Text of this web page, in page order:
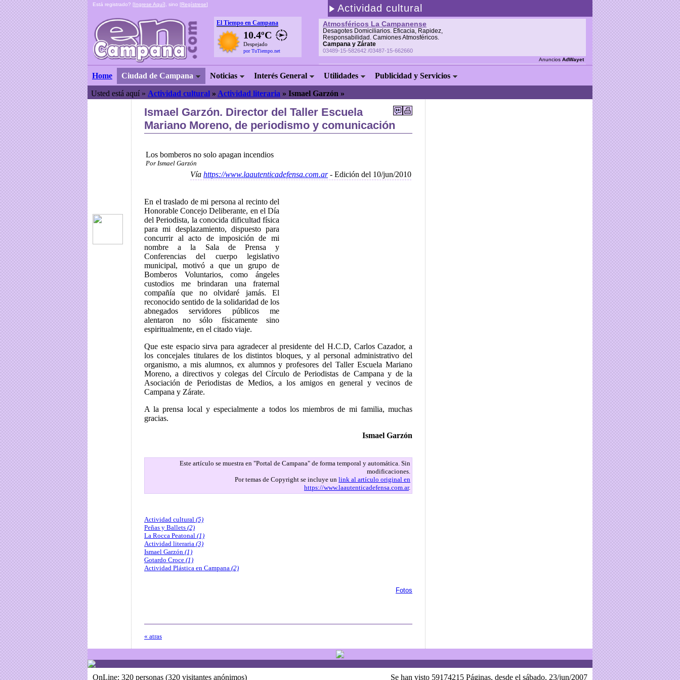
Está registrado? [Ingrese Aquí], sino [Regístrese] Actividad cultural
Atmosféricos La Campanense
Desagotes Domiciliarios. Eficacia, Rapidez,
Responsabilidad. Camiones Atmosféricos.
Campana y Zárate
03489-15-582642 /03487-15-662660
Anuncios AdWayet
El Tiempo en Campana
10.4ºC
Despejado
por TuTiempo.net
Home Ciudad de Campana Noticias Interés General Utilidades Publicidad y Servicios
Usted está aquí » Actividad cultural » Actividad literaria » Ismael Garzón »
Ismael Garzón. Director del Taller Escuela
Mariano Moreno, de periodismo y comunicación
Los bomberos no solo apagan incendios
Por Ismael Garzón
Vía https://www.laautenticadefensa.com.ar- Edición del 10/jun/2010
En el traslado de mi persona al recinto del
Honorable Concejo Deliberante, en el Día
del Periodista, la conocida dificultad física
para mi desplazamiento, dispuesto para
concurrir al acto de imposición de mi
nombre a la Sala de Prensa y
Conferencias del cuerpo legislativo
municipal, motivó a que un grupo de
Bomberos Voluntarios, como ángeles
custodios me brindaran una fraternal
compañía que no olvidaré jamás. El
reconocido sentido de la solidaridad de los
abnegados servidores públicos me
alentaron no sólo físicamente sino
espiritualmente, en el citado viaje.
Que este espacio sirva para agradecer al presidente del H.C.D, Carlos Cazador, a
los concejales titulares de los distintos bloques, y al personal administrativo del
organismo, a mis alumnos, ex alumnos y profesores del Taller Escuela Mariano
Moreno, a directivos y colegas del Círculo de Periodistas de Campana y de la
Asociación de Periodistas de Medios, a los amigos en general y vecinos de
Campana y Zárate.
A la prensa local y especialmente a todos los miembros de mi familia, muchas
gracias.
Ismael Garzón
Este artículo se muestra en "Portal de Campana" de forma temporal y automática. Sin
modificaciones.
Por temas de Copyright se incluye un link al artículo original en
https://www.laautenticadefensa.com.ar.
Actividad cultural (5)
Peñas y Ballets (2)
La Rocca Peatonal (1)
Actividad literaria (3)
Ismael Garzón (1)
Gotardo Croce (1)
Actividad Plástica en Campana (2)
Fotos
« atras
Se han visto 59174215 Páginas, desde el sábado, 23/jun/2007
OnLine: 320 personas (320 visitantes anónimos)